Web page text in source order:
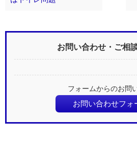
お問い合わせ・ご相
フォームからのお問
お問い合わせフォ